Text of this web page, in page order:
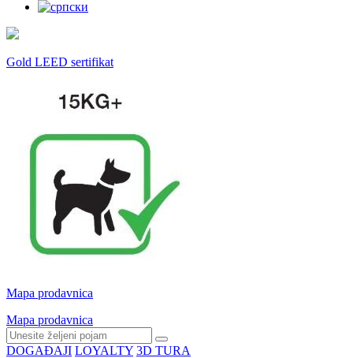
Gold LEED sertifikat
Mapa prodavnica
Mapa prodavnica
DOGAĐAJI LOYALTY 3D TURA